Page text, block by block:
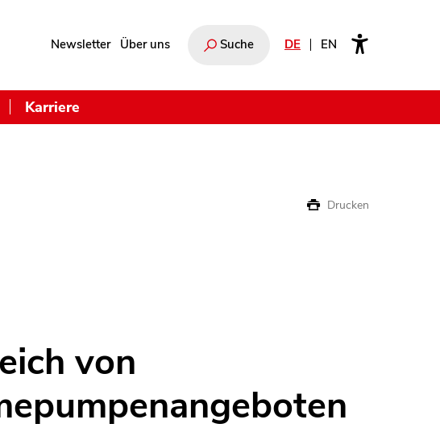
Newsletter Über uns Suche DE EN
Karriere
Drucken
von